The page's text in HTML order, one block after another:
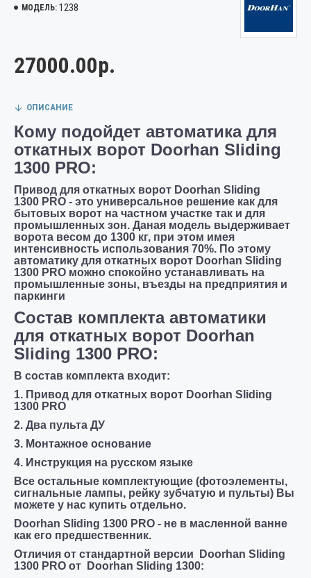
МОДЕЛЬ: 1238
27000.00р.
ОПИСАНИЕ
Кому подойдет автоматика для
откатных ворот Doorhan Sliding
1300 PRO:
Привод для откатных ворот Doorhan Sliding
1300 PRO - это универсальное решение как для
бытовых ворот на частном участке так и для
промышленных зон. Даная модель выдерживает
ворота весом до 1300 кг, при этом имея
интенсивность использования 70%. По этому
автоматику для откатных ворот Doorhan Sliding
1300 PRO можно спокойно устанавливать на
промышленные зоны, въезды на предприятия и
паркинги
Состав комплекта автоматики
для откатных ворот Doorhan
Sliding 1300 PRO:
В состав комплекта входит:
1. Привод для откатных ворот Doorhan Sliding
1300 PRO
2. Два пульта ДУ
3. Монтажное основание
4. Инструкция на русском языке
Все остальные комплектующие (фотоэлементы,
сигнальные лампы, рейку зубчатую и пульты) Вы
можете у нас купить отдельно.
Doorhan Sliding 1300 PRO - не в масленной ванне
как его предшественник.
Отличия от стандартной версии Doorhan Sliding
1300 PRO от Doorhan Sliding 1300: